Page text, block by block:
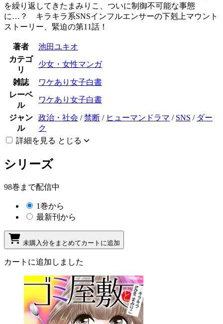
を繰り返してきたまみりこ、ついに制御不可能な事態
に…？ キラキラ系SNSインフルエンサーの下剋上マウント
ストーリー、緊迫の第11話！
著者
池田ユキオ
カテゴ
リ
少女・女性マンガ
雑誌
ワケあり女子白書
レーベ
ル
ワケあり女子白書
ジャン
ル
政治・社会 /禁断 / ヒューマンドラマ / SNS / ダー
ク
詳細を見る とじる
シリーズ
98巻まで配信中
1巻から
最新刊から
未購入分をまとめてカートに追加
カートに追加しました